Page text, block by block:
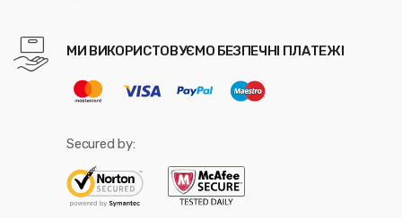
МИ ВИКОРИСТОВУЄМО БЕЗПЕЧНІ ПЛАТЕЖІ
Secured by: